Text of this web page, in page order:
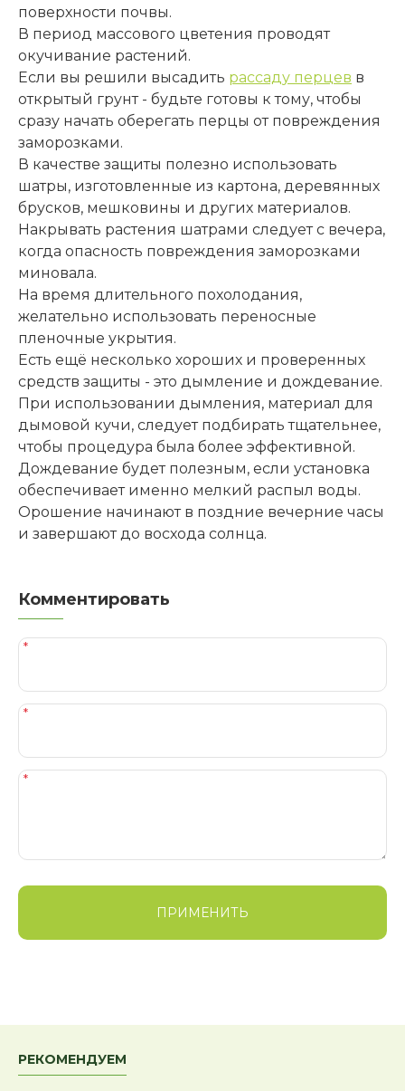
поверхности почвы.
В период массового цветения проводят
окучивание растений.
Если вы решили высадить рассаду перцев в
открытый грунт - будьте готовы к тому, чтобы
сразу начать оберегать перцы от повреждения
заморозками.
В качестве защиты полезно использовать
шатры, изготовленные из картона, деревянных
брусков, мешковины и других материалов.
Накрывать растения шатрами следует с вечера,
когда опасность повреждения заморозками
миновала.
На время длительного похолодания,
желательно использовать переносные
пленочные укрытия.
Есть ещё несколько хороших и проверенных
средств защиты - это дымление и дождевание.
При использовании дымления, материал для
дымовой кучи, следует подбирать тщательнее,
чтобы процедура была более эффективной.
Дождевание будет полезным, если установка
обеспечивает именно мелкий распыл воды.
Орошение начинают в поздние вечерние часы
и завершают до восхода солнца.
Комментировать
ПРИМЕНИТЬ
РЕКОМЕНДУЕМ